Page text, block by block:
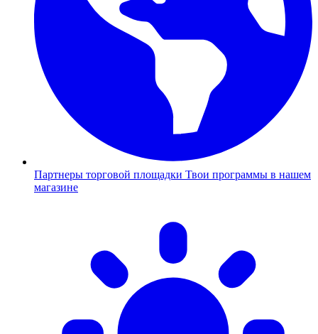
Партнеры торговой площадки Твои программы в нашем
магазине